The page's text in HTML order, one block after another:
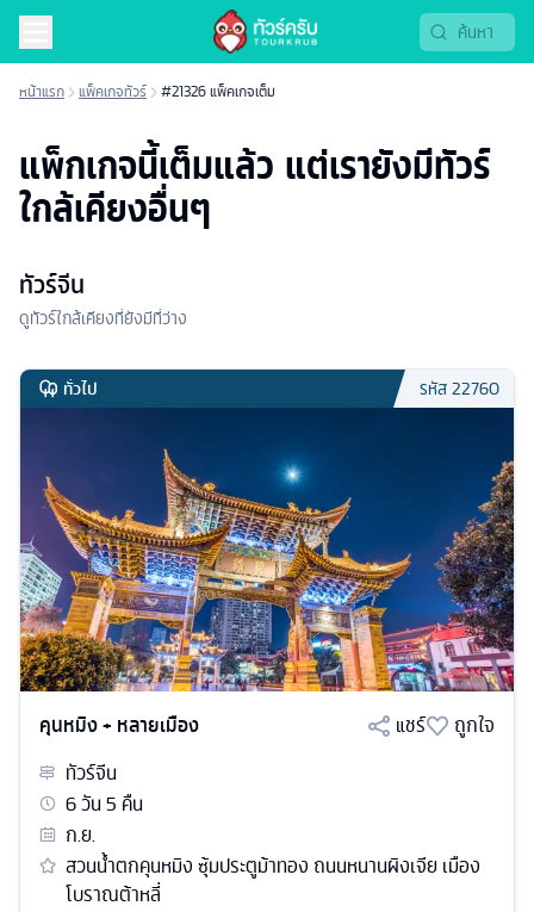
หน้าแรก แพ็คเกจทัวร์ #21326 แพ็คเกจเต็ม
แพ็กเกจนี้เต็มแล้ว แต่เรายังมีทัวร์
ใกล้เคียงอื่นๆ
ทัวร์จีน
ดูทัวร์ใกล้เคียงที่ยังมีที่ว่าง
ทั่วไป รหัส22760
คุนหมิง + หลายเมือง แชร์
ถูกใจ
ทัวร์จีน
6วัน5 คืน
ก.ย.
สวนน้ำตกคุนหมิง ซุ้มประตูม้าทอง ถนนหนานผิงเจีย เมือง
โบราณต้าหลี่